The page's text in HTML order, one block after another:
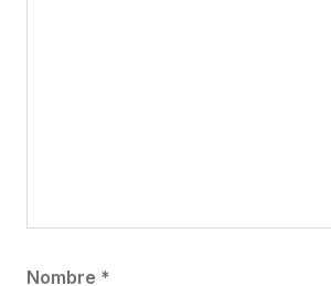
Nombre *